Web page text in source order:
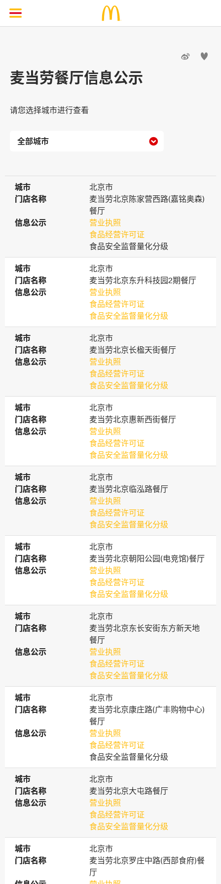
 
麦当劳餐厅信息公示
请您选择城市进行查看

城市
城市
北京市
门店名称
门店名称
麦当劳北京陈家营西路(嘉铭奥森)
餐厅
信息公示
信息公示
营业执照
食品经营许可证
食品安全监督量化分级
城市
城市
北京市
门店名称
门店名称
麦当劳北京东升科技园2期餐厅
信息公示
信息公示
营业执照
食品经营许可证
食品安全监督量化分级
城市
城市
北京市
门店名称
门店名称
麦当劳北京长楹天街餐厅
信息公示
信息公示
营业执照
食品经营许可证
食品安全监督量化分级
城市
城市
北京市
门店名称
门店名称
麦当劳北京惠新西街餐厅
信息公示
信息公示
营业执照
食品经营许可证
食品安全监督量化分级
城市
城市
北京市
门店名称
门店名称
麦当劳北京临泓路餐厅
信息公示
信息公示
营业执照
食品经营许可证
食品安全监督量化分级
城市
城市
北京市
门店名称
门店名称
麦当劳北京朝阳公园(电竞馆)餐厅
信息公示
信息公示
营业执照
食品经营许可证
食品安全监督量化分级
城市
城市
北京市
门店名称
门店名称
麦当劳北京东长安街东方新天地
餐厅
信息公示
信息公示
营业执照
食品经营许可证
食品安全监督量化分级
城市
城市
北京市
门店名称
门店名称
麦当劳北京康庄路(广丰购物中心)
餐厅
信息公示
信息公示
营业执照
食品经营许可证
食品安全监督量化分级
城市
城市
北京市
门店名称
门店名称
麦当劳北京大屯路餐厅
信息公示
信息公示
营业执照
食品经营许可证
食品安全监督量化分级
城市
城市
北京市
门店名称
门店名称
麦当劳北京罗庄中路(西部食府)餐
厅